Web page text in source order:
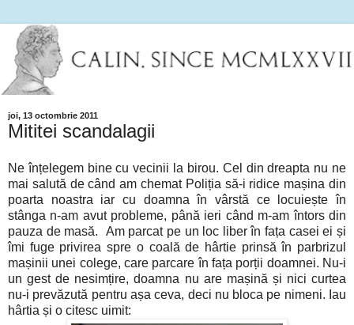
joi, 13 octombrie 2011
Mititei scandalagii
Ne înțelegem bine cu vecinii la birou. Cel din dreapta nu ne
mai salută de când am chemat Poliția să-i ridice mașina din
poarta noastra iar cu doamna în vârstă ce locuiește în
stânga n-am avut probleme, până ieri când m-am întors din
pauza de masă. Am parcat pe un loc liber în fața casei ei și
îmi fuge privirea spre o coală de hârtie prinsă în parbrizul
mașinii unei colege, care parcare în fața porții doamnei. Nu-i
un gest de nesimțire, doamna nu are mașină și nici curtea
nu-i prevăzută pentru așa ceva, deci nu bloca pe nimeni. Iau
hârtia și o citesc uimit: